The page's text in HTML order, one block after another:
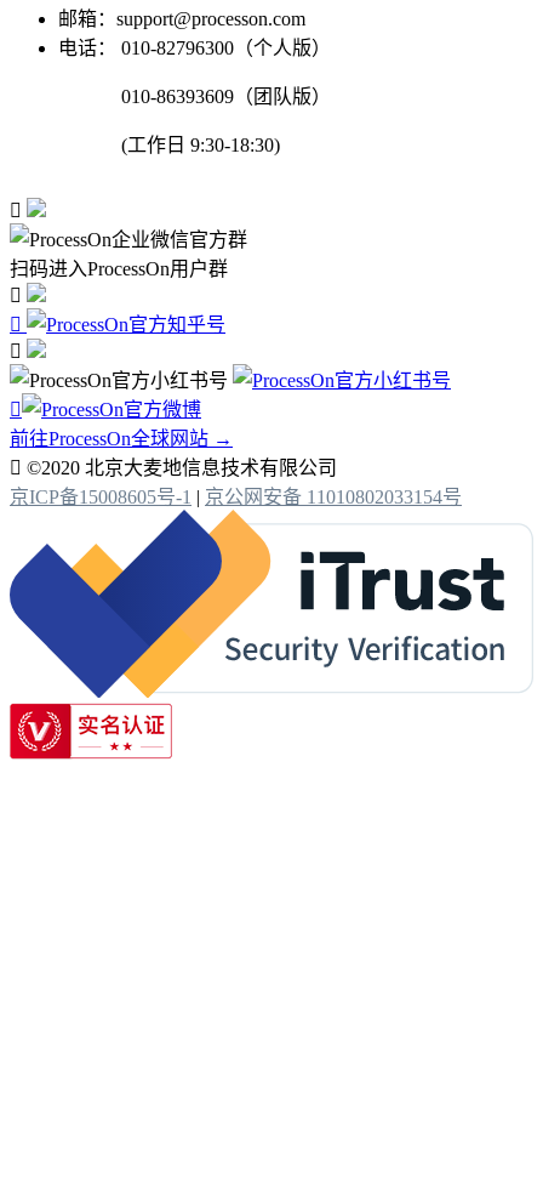
邮箱：support@processon.com
电话：
010-82796300（个人版）
010-86393609（团队版）
(工作日 9:30-18:30)

扫码进入ProcessOn用户群




前往ProcessOn全球网站 →
 ©2020 北京大麦地信息技术有限公司
京ICP备15008605号-1 | 京公网安备 11010802033154号